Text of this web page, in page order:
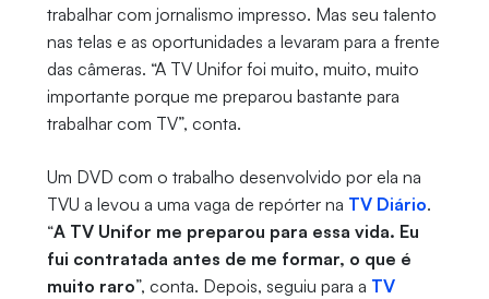
trabalhar com jornalismo impresso. Mas seu talento
nas telas e as oportunidades a levaram para a frente
das câmeras. “A TV Unifor foi muito, muito, muito
importante porque me preparou bastante para
trabalhar com TV”, conta.
Um DVD com o trabalho desenvolvido por ela na
TVU a levou a uma vaga de repórter na TV Diário.
“A TV Unifor me preparou para essa vida. Eu
fui contratada antes de me formar, o que é
muito raro”, conta. Depois, seguiu para a TV